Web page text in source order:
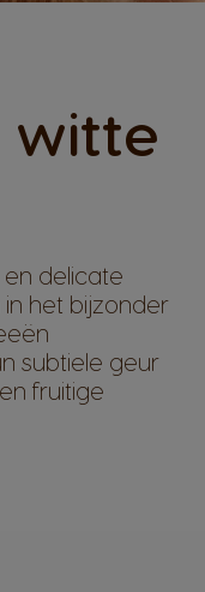
witte
delicate
het bijzonder
subtiele geur
fruitige